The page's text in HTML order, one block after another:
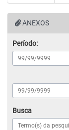
ANEXOS
Período:
Busca